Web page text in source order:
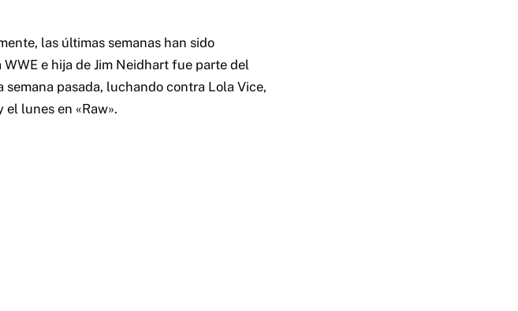
las últimas semanas han sido
WWE e hija de Jim Neidhart fue parte del
pasada, luchando contra Lola Vice,
lunes en «Raw».